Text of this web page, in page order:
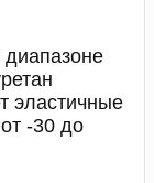
диапазоне
эластичные
-30 до